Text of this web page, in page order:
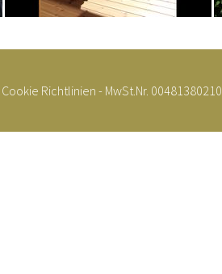
Cookie Richtlinien - MwSt.Nr. 00481380210